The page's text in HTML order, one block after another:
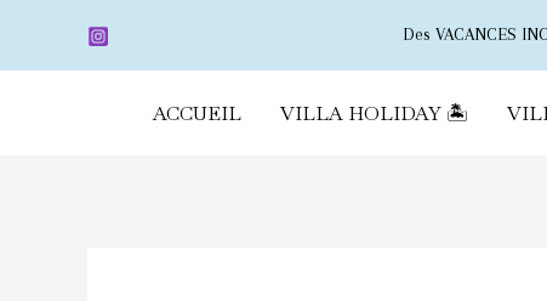
Des VACANCES
ACCUEIL VILLA HOLIDAY 🏝